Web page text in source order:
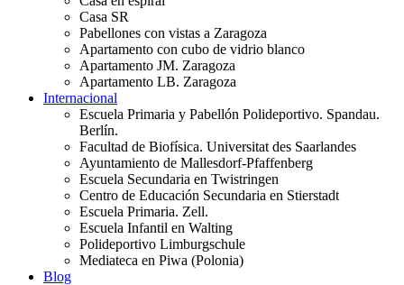
Casa SR
Pabellones con vistas a Zaragoza
Apartamento con cubo de vidrio blanco
Apartamento JM. Zaragoza
Apartamento LB. Zaragoza
Internacional
Escuela Primaria y Pabellón Polideportivo. Spandau.
Berlín.
Facultad de Biofísica. Universitat des Saarlandes
Ayuntamiento de Mallesdorf-Pfaffenberg
Escuela Secundaria en Twistringen
Centro de Educación Secundaria en Stierstadt
Escuela Primaria. Zell.
Escuela Infantil en Walting
Polideportivo Limburgschule
Mediateca en Piwa (Polonia)
Blog